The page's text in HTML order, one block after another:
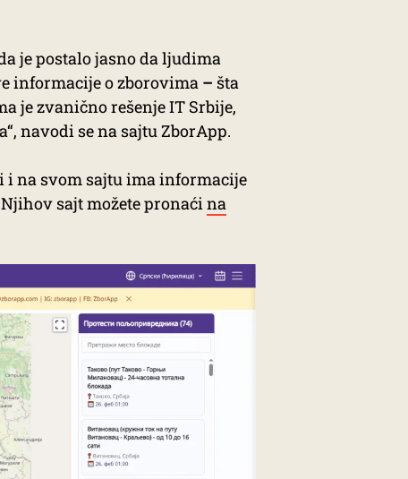
je postalo jasno da ljudima
informacije o zborovima – šta
je zvanično rešenje IT Srbije,
navodi se na sajtu ZborApp.
na svom sajtu ima informacije
sajt možete pronaći na